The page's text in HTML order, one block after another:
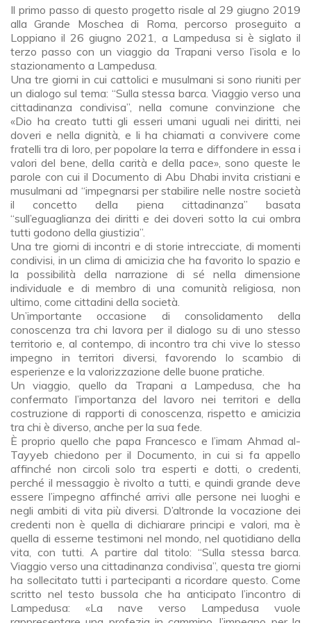
Il primo passo di questo progetto risale al 29 giugno 2019
alla Grande Moschea di Roma, percorso proseguito a
Loppiano il 26 giugno 2021, a Lampedusa si è siglato il
terzo passo con un viaggio da Trapani verso l’isola e lo
stazionamento a Lampedusa.
Una tre giorni in cui cattolici e musulmani si sono riuniti per
un dialogo sul tema: “Sulla stessa barca. Viaggio verso una
cittadinanza condivisa”, nella comune convinzione che
«Dio ha creato tutti gli esseri umani uguali nei diritti, nei
doveri e nella dignità, e li ha chiamati a convivere come
fratelli tra di loro, per popolare la terra e diffondere in essa i
valori del bene, della carità e della pace», sono queste le
parole con cui il Documento di Abu Dhabi invita cristiani e
musulmani ad “impegnarsi per stabilire nelle nostre società
il concetto della piena cittadinanza” basata
“sull’eguaglianza dei diritti e dei doveri sotto la cui ombra
tutti godono della giustizia”.
Una tre giorni di incontri e di storie intrecciate, di momenti
condivisi, in un clima di amicizia che ha favorito lo spazio e
la possibilità della narrazione di sé nella dimensione
individuale e di membro di una comunità religiosa, non
ultimo, come cittadini della società.
Un’importante occasione di consolidamento della
conoscenza tra chi lavora per il dialogo su di uno stesso
territorio e, al contempo, di incontro tra chi vive lo stesso
impegno in territori diversi, favorendo lo scambio di
esperienze e la valorizzazione delle buone pratiche.
Un viaggio, quello da Trapani a Lampedusa, che ha
confermato l’importanza del lavoro nei territori e della
costruzione di rapporti di conoscenza, rispetto e amicizia
tra chi è diverso, anche per la sua fede.
È proprio quello che papa Francesco e l’imam Ahmad al-
Tayyeb chiedono per il Documento, in cui si fa appello
affinché non circoli solo tra esperti e dotti, o credenti,
perché il messaggio è rivolto a tutti, e quindi grande deve
essere l’impegno affinché arrivi alle persone nei luoghi e
negli ambiti di vita più diversi. D’altronde la vocazione dei
credenti non è quella di dichiarare principi e valori, ma è
quella di esserne testimoni nel mondo, nel quotidiano della
vita, con tutti. A partire dal titolo: “Sulla stessa barca.
Viaggio verso una cittadinanza condivisa”, questa tre giorni
ha sollecitato tutti i partecipanti a ricordare questo. Come
scritto nel testo bussola che ha anticipato l’incontro di
Lampedusa: «La nave verso Lampedusa vuole